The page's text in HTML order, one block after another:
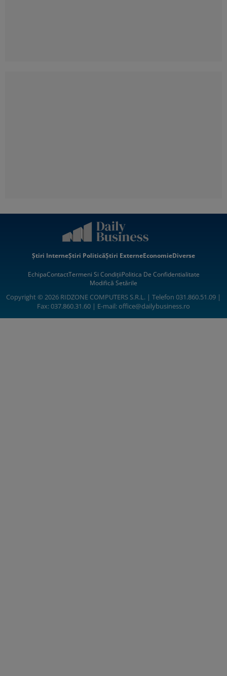
Știri InterneȘtiri PoliticăȘtiri ExterneEconomieDiverse
EchipaContactTermeni Si CondițiiPolitica De Confidentialitate
Modifică Setările
Copyright © 2026 RIDZONE COMPUTERS S.R.L. | Telefon 031.860.51.09 |
Fax: 037.860.31.60 | E-mail:office@dailybusiness.ro